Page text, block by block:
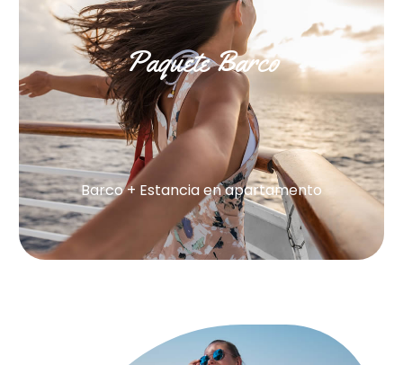
Paquete Barco
Barco + Estancia en apartamento